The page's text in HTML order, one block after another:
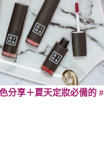
分享＋夏天定妝必備的